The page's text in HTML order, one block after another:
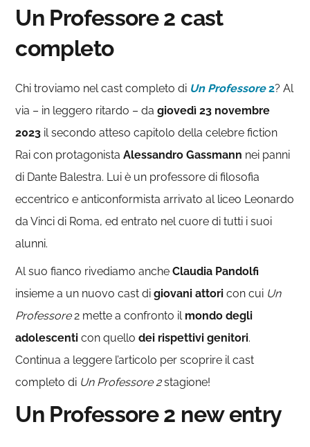
Un Professore 2 cast
completo
Chi troviamo nel cast completo di Un Professore2? Al
via – in leggero ritardo – dagiovedì 23 novembre
2023 il secondo atteso capitolo della celebre fiction
Rai con protagonistaAlessandro Gassmann nei panni
di Dante Balestra. Lui è un professore di filosofia
eccentrico e anticonformista arrivato al liceo Leonardo
da Vinci di Roma, ed entrato nel cuore di tutti i suoi
alunni.
Al suo fianco rivediamo ancheClaudia Pandolfi
insieme a un nuovo cast digiovaniattori con cui Un
Professore2 mette a confronto il mondo degli
adolescenticon quello dei rispettivi genitori.
Continua a leggere l’articolo per scoprire il cast
completo di Un Professore 2stagione!
Un Professore 2 new entry